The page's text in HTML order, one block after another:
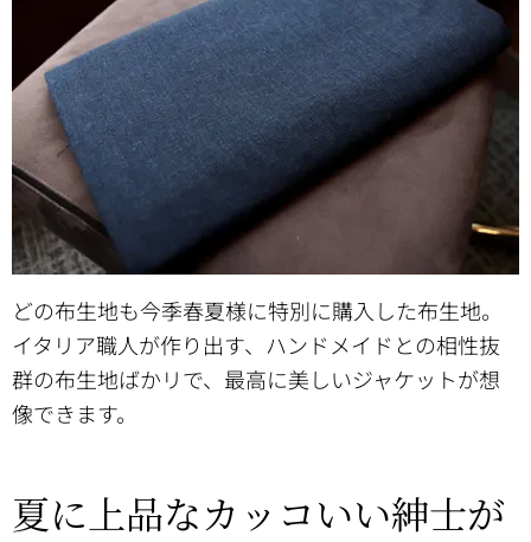
どの布生地も今季春夏様に特別に購入した布生地。
イタリア職人が作り出す、ハンドメイドとの相性抜
群の布生地ばかリで、最高に美しいジャケットが想
像できます。
夏に上品なカッコいい紳士が